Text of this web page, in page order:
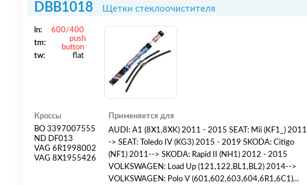
DBB1018 Щетки стеклоочистителя
ln:
600/400
tm:
push
button
tw:
flat
Кроссы
BO 3397007555
ND DF013
VAG 6R1998002
VAG 8X1955426
Применяется для
AUDI: A1 (8X1,8XK) 2011 - 2015 SEAT: Mii (KF1_) 2011-
-> SEAT: Toledo IV (KG3) 2015 - 2019 SKODA: Citigo
(NF1) 2011--> SKODA: Rapid II (NH1) 2012 - 2015
VOLKSWAGEN: Load Up (121,122,BL1,BL2) 2014-->
VOLKSWAGEN: Polo V (601,602,603,604,6R1,6С1)